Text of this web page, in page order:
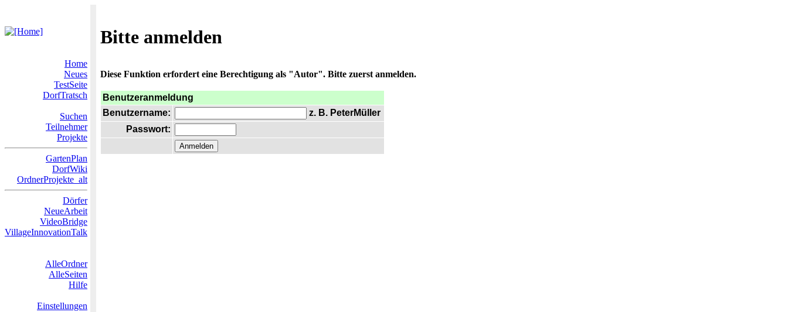
Bitte anmelden
Home
Neues
TestSeite
DorfTratsch
Suchen
Teilnehmer
Projekte
GartenPlan
DorfWiki
OrdnerProjekte_alt
Dörfer
NeueArbeit
VideoBridge
VillageInnovationTalk
AlleOrdner
AlleSeiten
Hilfe
Einstellungen
Diese Funktion erfordert eine Berechtigung als "Autor". Bitte zuerst anmelden.
Benutzeranmeldung
Benutzername:
z. B. PeterMüller
Passwort: